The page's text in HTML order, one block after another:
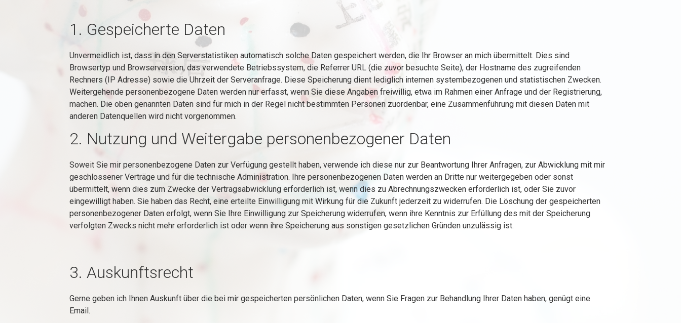
1. Gespeicherte Daten
Unvermeidlich ist, dass in den Serverstatistiken automatisch solche Daten gespeichert werden, die Ihr Browser an mich übermittelt. Dies sind
Browsertyp und Browserversion, das verwendete Betriebssystem, die Referrer URL (die zuvor besuchte Seite), der Hostname des zugreifenden
Rechners (IP Adresse) sowie die Uhrzeit der Serveranfrage. Diese Speicherung dient lediglich internen systembezogenen und statistischen Zwecken.
Weitergehende personenbezogene Daten werden nur erfasst, wenn Sie diese Angaben freiwillig, etwa im Rahmen einer Anfrage und der Registrierung,
machen. Die oben genannten Daten sind für mich in der Regel nicht bestimmten Personen zuordenbar, eine Zusammenführung mit diesen Daten mit
anderen Datenquellen wird nicht vorgenommen.
2. Nutzung und Weitergabe personenbezogener Daten
Soweit Sie mir personenbezogene Daten zur Verfügung gestellt haben, verwende ich diese nur zur Beantwortung Ihrer Anfragen, zur Abwicklung mit mir
geschlossener Verträge und für die technische Administration. Ihre personenbezogenen Daten werden an Dritte nur weitergegeben oder sonst
übermittelt, wenn dies zum Zwecke der Vertragsabwicklung erforderlich ist, wenn dies zu Abrechnungszwecken erforderlich ist, oder Sie zuvor
eingewilligt haben. Sie haben das Recht, eine erteilte Einwilligung mit Wirkung für die Zukunft jederzeit zu widerrufen. Die Löschung der gespeicherten
personenbezogener Daten erfolgt, wenn Sie Ihre Einwilligung zur Speicherung widerrufen, wenn ihre Kenntnis zur Erfüllung des mit der Speicherung
verfolgten Zwecks nicht mehr erforderlich ist oder wenn ihre Speicherung aus sonstigen gesetzlichen Gründen unzulässig ist.
3. Auskunftsrecht
Gerne geben ich Ihnen Auskunft über die bei mir gespeicherten persönlichen Daten, wenn Sie Fragen zur Behandlung Ihrer Daten haben, genügt eine
Email.